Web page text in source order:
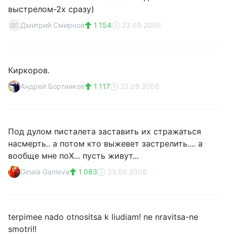
выстрелом-2х сразу)
ДС Дмитрий Смирнов 1 154 23.09.2006
Киркоров.
Андрей Бортников 1 117 23.09.2006
Под дулом писталета заставить их стражаться
насмерть.. а потом кто выжевет застрелить.... а
вообще мне поХ... пусть живут...
Ginaia Ganieva 1 083 23.09.2006
terpimee nado otnositsa k liudiam! ne nravitsa-ne
smotri!!